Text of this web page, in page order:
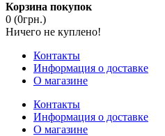
Корзина покупок
0 (0грн.)
Ничего не куплено!
Контакты
Информация о доставке
О магазине
Контакты
Информация о доставке
О магазине